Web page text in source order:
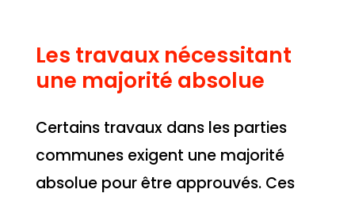
Les travaux nécessitant
une majorité absolue
Certains travaux dans les parties
communes exigent une majorité
absolue pour être approuvés. Ces